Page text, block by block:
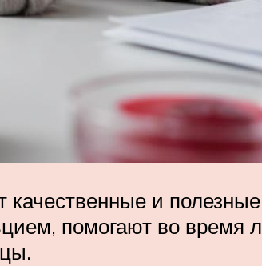
качественные и
помогают во время